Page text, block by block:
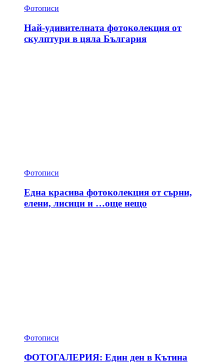
Фотописи
Най-удивителната фотоколекция от
скулптури в цяла България
Фотописи
Една красива фотоколекция от сърни,
елени, лисици и …още нещо
Фотописи
ФОТОГАЛЕРИЯ: Един ден в Кътина